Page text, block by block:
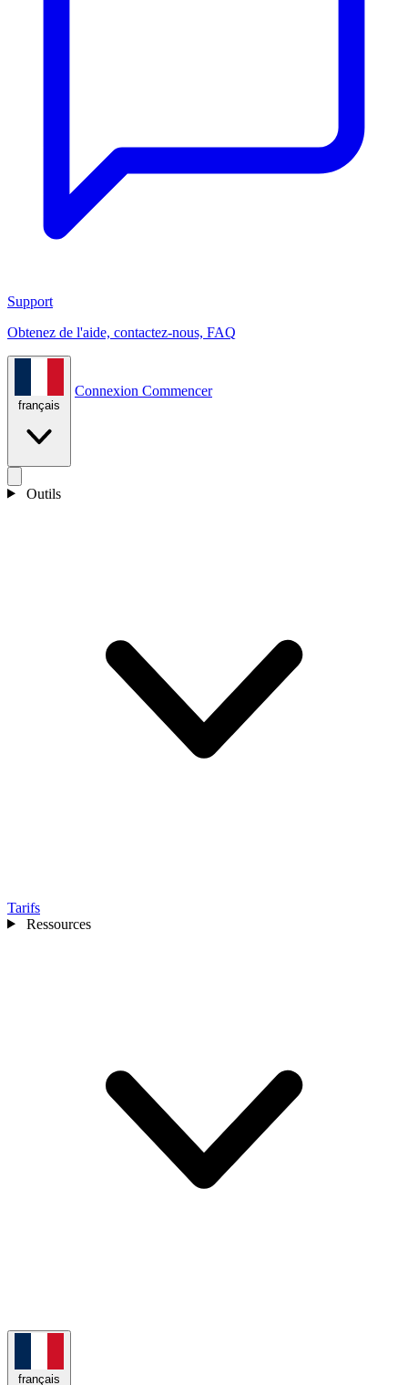
Support
Obtenez de l'aide, contactez-nous, FAQ
français
Connexion Commencer
Outils
Tarifs
Ressources
français